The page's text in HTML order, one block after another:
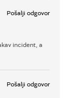
Pošalji odgovor
incident, a
Pošalji odgovor